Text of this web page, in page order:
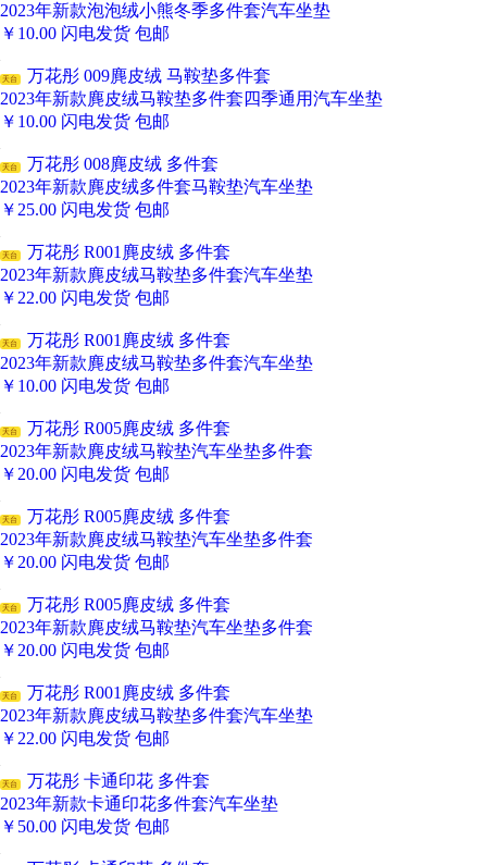
2023年新款泡泡绒小熊冬季多件套汽车坐垫
￥ 10.00 闪电发货 包邮
天台
万花彤 009麂皮绒 马鞍垫多件套
2023年新款麂皮绒马鞍垫多件套四季通用汽车坐垫
￥ 10.00 闪电发货 包邮
天台
万花彤 008麂皮绒 多件套
2023年新款麂皮绒多件套马鞍垫汽车坐垫
￥ 25.00 闪电发货 包邮
天台
万花彤 R001麂皮绒 多件套
2023年新款麂皮绒马鞍垫多件套汽车坐垫
￥ 22.00 闪电发货 包邮
天台
万花彤 R001麂皮绒 多件套
2023年新款麂皮绒马鞍垫多件套汽车坐垫
￥ 10.00 闪电发货 包邮
天台
万花彤 R005麂皮绒 多件套
2023年新款麂皮绒马鞍垫汽车坐垫多件套
￥ 20.00 闪电发货 包邮
天台
万花彤 R005麂皮绒 多件套
2023年新款麂皮绒马鞍垫汽车坐垫多件套
￥ 20.00 闪电发货 包邮
天台
万花彤 R005麂皮绒 多件套
2023年新款麂皮绒马鞍垫汽车坐垫多件套
￥ 20.00 闪电发货 包邮
天台
万花彤 R001麂皮绒 多件套
2023年新款麂皮绒马鞍垫多件套汽车坐垫
￥ 22.00 闪电发货 包邮
天台
万花彤 卡通印花 多件套
2023年新款卡通印花多件套汽车坐垫
￥ 50.00 闪电发货 包邮